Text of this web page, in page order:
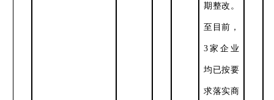
期整改。
至目前，
3 家企业
均已按要
求落实商